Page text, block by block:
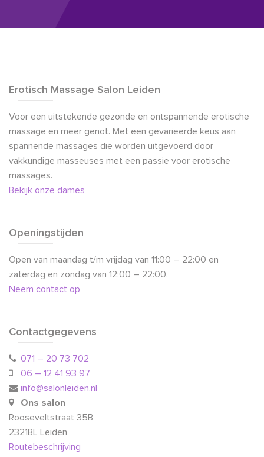
Erotisch Massage Salon Leiden
Voor een uitstekende gezonde en ontspannende erotische
massage en meer genot. Met een gevarieerde keus aan
spannende massages die worden uitgevoerd door
vakkundige masseuses met een passie voor erotische
massages.
Bekijk onze dames
Openingstijden
Open van maandag t/m vrijdag van 11:00 – 22:00 en
zaterdag en zondag van 12:00 – 22:00.
Neem contact op
Contactgegevens
071 – 20 73 702
06 – 12 41 93 97
info@salonleiden.nl
Ons salon
Rooseveltstraat 35B
2321BL Leiden
Routebeschrijving